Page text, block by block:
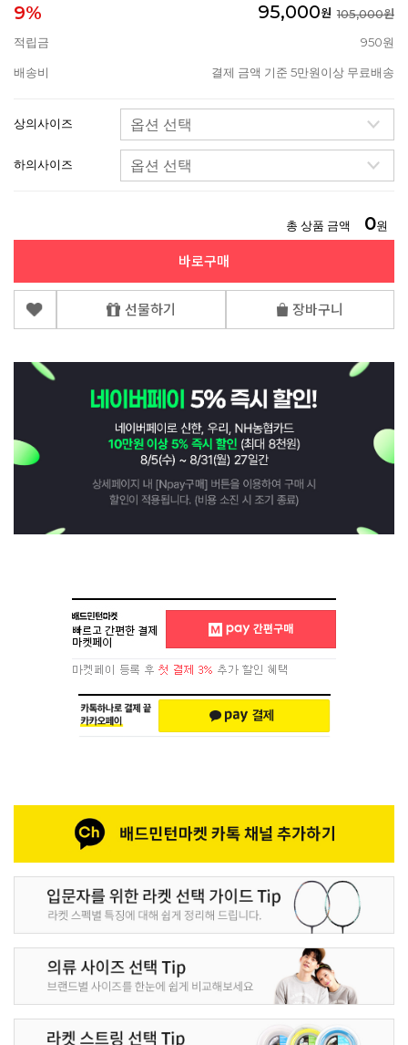
9% 95,000원 105,000원
적립금
950원
배송비 결제 금액 기준 5만원이상 무료배송
상의사이즈
하의사이즈
총 상품 금액 0원
바로구매
선물하기 장바구니